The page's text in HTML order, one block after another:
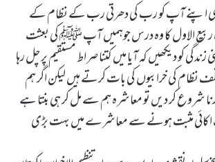
اپنے آپ کو رب کی دھرتی رب کے نظام کے
الاول کا وہ درس جوہمیں آپ ﷺ کی بعثت
کو دیکھیں کہ آیا میں کتنا صراط مستقیم پر چل رہا
کی خرابیوں کی بات کرتے ہیں لیکن اگر ہم
کر دیں تو معاشرہ ہم سے مل کر ہی بنتا ہے
اکائی مثبت ہونے سے معاشرے میں بہت بڑی